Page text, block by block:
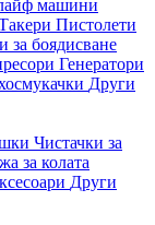
машини
Пистолети
за боядисване
Генератори
Други
Чистачки за
за колата
Други